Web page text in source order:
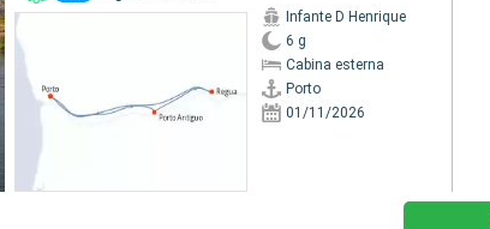
Infante D Henrique
6 g
Cabina esterna
Porto
01/11/2026